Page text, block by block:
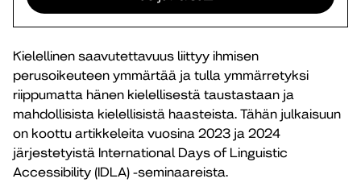
Kielellinen saavutettavuus liittyy ihmisen
perusoikeuteen ymmärtää ja tulla ymmärretyksi
riippumatta hänen kielellisestä taustastaan ja
mahdollisista kielellisistä haasteista. Tähän julkaisuun
on koottu artikkeleita vuosina 2023 ja 2024
järjestetyistä International Days of Linguistic
Accessibility (IDLA) -seminaareista.